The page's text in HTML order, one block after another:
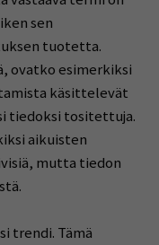
sen
tuotetta.
ovatko esimerkiksi
käsittelevät
tiedoksi tositettuja.
aikuisten
mutta tiedon
trendi. Tämä